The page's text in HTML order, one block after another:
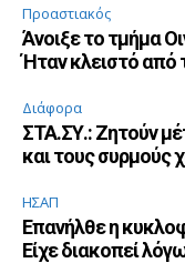
Προαστιακός
Άνοιξε το τμήμα
Ήταν κλειστό από
Διάφορα
ΣΤΑ.ΣΥ.: Ζητούν
και τους συρμούς
ΗΣΑΠ
Επανήλθε η
Είχε διακοπεί